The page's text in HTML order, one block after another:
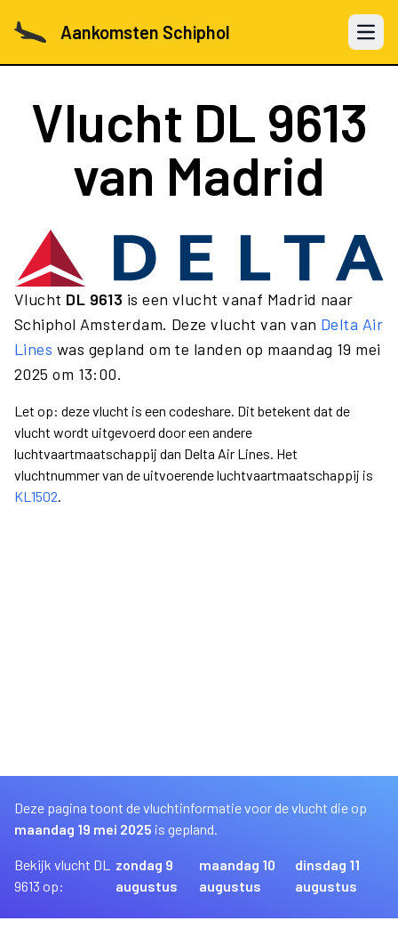
Aankomsten Schiphol Open
Vlucht DL 9613
van Madrid
Vlucht DL 9613 is een vlucht vanaf Madrid naar
Schiphol Amsterdam. Deze vlucht van van Delta Air
Lines was gepland om te landen op maandag 19 mei
2025 om 13:00.
Let op: deze vlucht is een codeshare. Dit betekent dat de
vlucht wordt uitgevoerd door een andere
luchtvaartmaatschappij dan Delta Air Lines. Het
vluchtnummer van de uitvoerende luchtvaartmaatschappij is
KL1502.
Deze pagina toont de vluchtinformatie voor de vlucht die op
maandag 19 mei 2025 is gepland.
Bekijk vlucht DL
9613 op:
zondag 9
augustus
maandag 10
augustus
dinsdag 11
augustus